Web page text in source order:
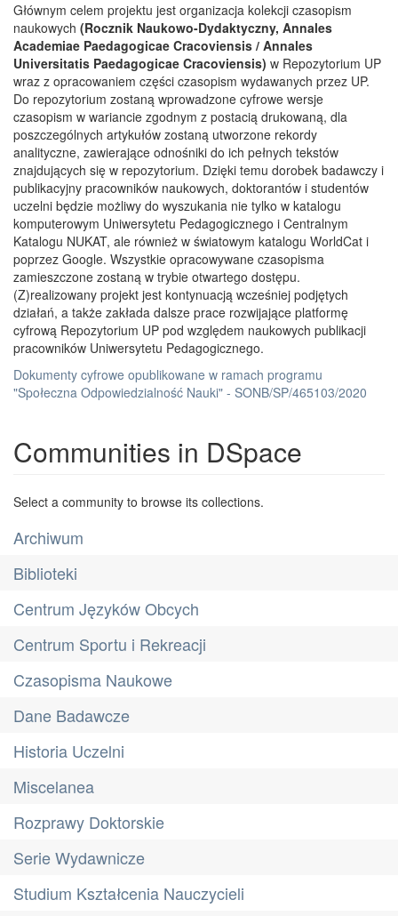
Głównym celem projektu jest organizacja kolekcji czasopism
naukowych (Rocznik Naukowo-Dydaktyczny, Annales
Academiae Paedagogicae Cracoviensis / Annales
Universitatis Paedagogicae Cracoviensis) w Repozytorium UP
wraz z opracowaniem części czasopism wydawanych przez UP.
Do repozytorium zostaną wprowadzone cyfrowe wersje
czasopism w wariancie zgodnym z postacią drukowaną, dla
poszczególnych artykułów zostaną utworzone rekordy
analityczne, zawierające odnośniki do ich pełnych tekstów
znajdujących się w repozytorium. Dzięki temu dorobek badawczy i
publikacyjny pracowników naukowych, doktorantów i studentów
uczelni będzie możliwy do wyszukania nie tylko w katalogu
komputerowym Uniwersytetu Pedagogicznego i Centralnym
Katalogu NUKAT, ale również w światowym katalogu WorldCat i
poprzez Google. Wszystkie opracowywane czasopisma
zamieszczone zostaną w trybie otwartego dostępu.
(Z)realizowany projekt jest kontynuacją wcześniej podjętych
działań, a także zakłada dalsze prace rozwijające platformę
cyfrową Repozytorium UP pod względem naukowych publikacji
pracowników Uniwersytetu Pedagogicznego.
Dokumenty cyfrowe opublikowane w ramach programu
"Społeczna Odpowiedzialność Nauki" - SONB/SP/465103/2020
Communities in DSpace
Select a community to browse its collections.
Archiwum
Biblioteki
Centrum Języków Obcych
Centrum Sportu i Rekreacji
Czasopisma Naukowe
Dane Badawcze
Historia Uczelni
Miscelanea
Rozprawy Doktorskie
Serie Wydawnicze
Studium Kształcenia Nauczycieli